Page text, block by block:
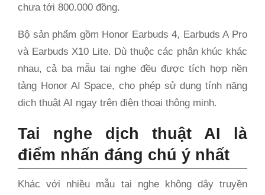
chưa tới 800.000 đồng.
Bộ sản phẩm gồm Honor Earbuds 4, Earbuds A Pro
và Earbuds X10 Lite. Dù thuộc các phân khúc khác
nhau, cả ba mẫu tai nghe đều được tích hợp nền
tảng Honor AI Space, cho phép sử dụng tính năng
dịch thuật AI ngay trên điện thoại thông minh.
Tai nghe dịch thuật AI là
điểm nhấn đáng chú ý nhất
Khác với nhiều mẫu tai nghe không dây truyền